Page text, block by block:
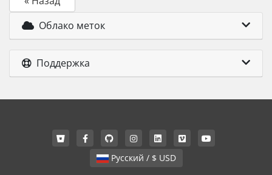
Облако меток
Поддержка
Русский / $ USD